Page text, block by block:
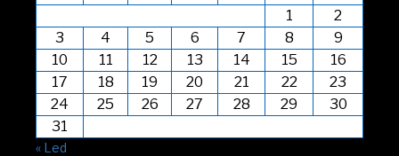
1
2
3
4 5 6 7 8
9
10
11 12 13 14 15
16
17
18 19 20 21 22
23
24
25 26 27 28 29
30
31
« Led